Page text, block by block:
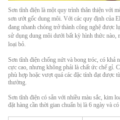
Sơn tĩnh điện là một quy trình thân thiện với
sơn ướt gốc dung môi. Với các quy định của
đang nhanh chóng trở thành công nghệ được
sử dụng dung môi dưới bất kỳ hình thức nào,
loại bỏ.
Sơn tĩnh điện chống nứt và bong tróc, có khả
cực cao, nhưng không phải là chất ức chế gỉ.
phù hợp hoặc vượt quá các đặc tính đạt được
thường.
Sơn tĩnh điện có sẵn với nhiều màu sắc, kim
đặt hàng cần thời gian chuẩn bị là 6 ngày và